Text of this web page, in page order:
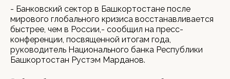
- Банковский сектор в Башкортостане после
мирового глобального кризиса восстанавливается
быстрее, чем в России,- сообщил на пресс-
конференции, посвященной итогам года,
руководитель Национального банка Республики
Башкортостан Рустэм Марданов.